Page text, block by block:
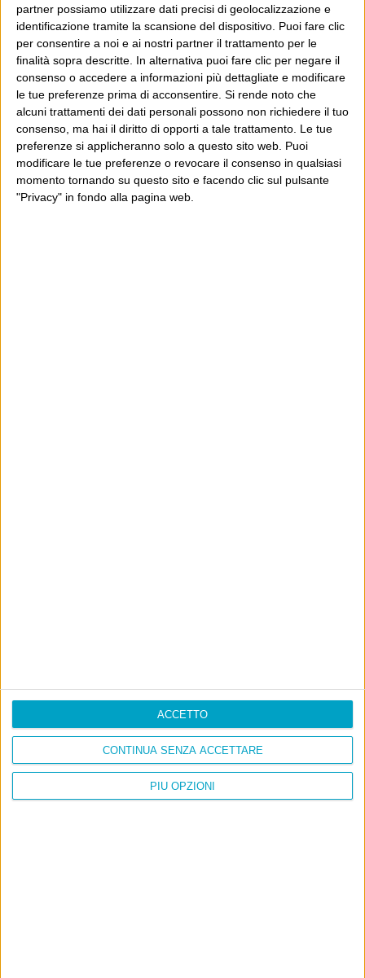
partner possiamo utilizzare dati precisi di geolocalizzazione e
identificazione tramite la scansione del dispositivo. Puoi fare clic
per consentire a noi e ai nostri partner il trattamento per le
finalità sopra descritte. In alternativa puoi fare clic per negare il
consenso o accedere a informazioni più dettagliate e modificare
le tue preferenze prima di acconsentire. Si rende noto che
alcuni trattamenti dei dati personali possono non richiedere il tuo
consenso, ma hai il diritto di opporti a tale trattamento. Le tue
preferenze si applicheranno solo a questo sito web. Puoi
modificare le tue preferenze o revocare il consenso in qualsiasi
momento tornando su questo sito e facendo clic sul pulsante
"Privacy" in fondo alla pagina web.
PIÙ OPZIONI
CONTINUA SENZA ACCETTARE
ACCETTO